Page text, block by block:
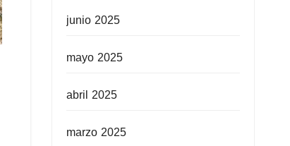
junio 2025
mayo 2025
abril 2025
marzo 2025